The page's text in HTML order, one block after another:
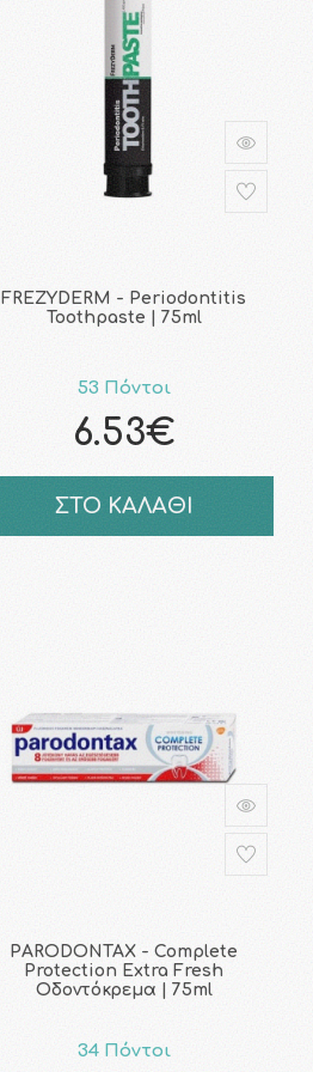
FREZYDERM - Periodontitis
Toothpaste | 75ml
53 Πόντοι
6.53€
ΣΤΟ ΚΑΛΑΘΙ
PARODONTAX - Complete
Protection Extra Fresh
Οδοντόκρεμα | 75ml
34 Πόντοι